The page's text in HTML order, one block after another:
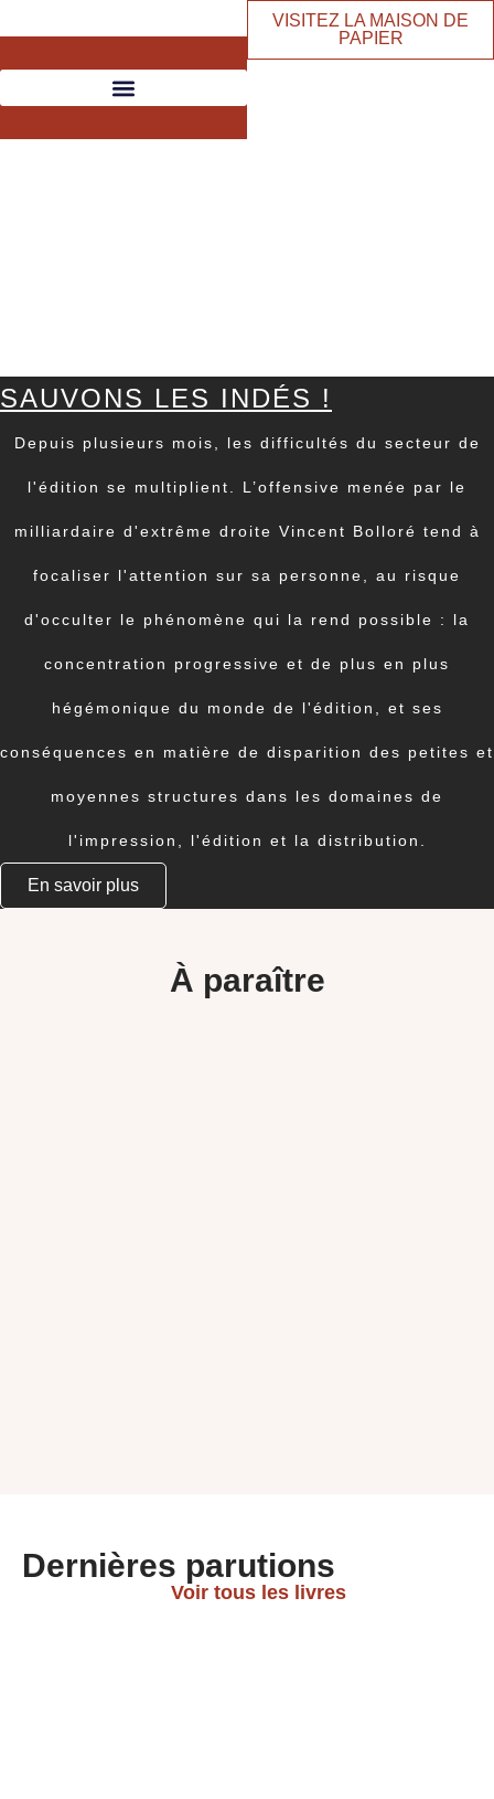
VISITEZ LA MAISON DE
PAPIER
SAUVONS LES INDÉS !
Depuis plusieurs mois, les difficultés du secteur de
l'édition se multiplient. L’offensive menée par le
milliardaire d'extrême droite Vincent Bolloré tend à
focaliser l'attention sur sa personne, au risque
d'occulter le phénomène qui la rend possible : la
concentration progressive et de plus en plus
hégémonique du monde de l'édition, et ses
conséquences en matière de disparition des petites et
moyennes structures dans les domaines de
l'impression, l'édition et la distribution.
En savoir plus
À paraître
Dernières parutions
Voir tous les livres